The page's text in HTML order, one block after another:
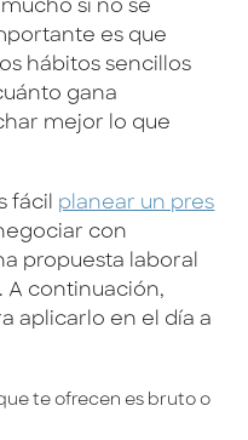
si no se
es que
hábitos sencillos
gana
mejor lo que
fácil planear un pres
con
propuesta laboral
A continuación,
aplicarlo en el día a
te ofrecen es bruto o